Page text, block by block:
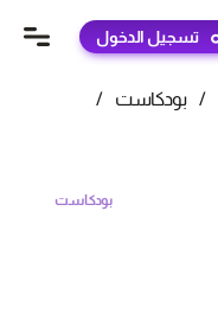
تسجيل الدخول
/ بودكاست
/
بودكاست